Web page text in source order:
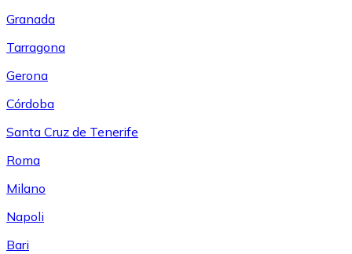
Granada
Tarragona
Gerona
Córdoba
Santa Cruz de Tenerife
Roma
Milano
Napoli
Bari